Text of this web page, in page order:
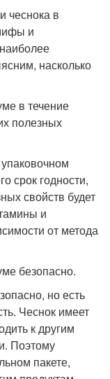
чеснока в
и
насколько
в течение
полезных
срок годности,
свойств будет
и
от метода
безопасно.
но есть
Чеснок имеет
к другим
Поэтому
пакете,